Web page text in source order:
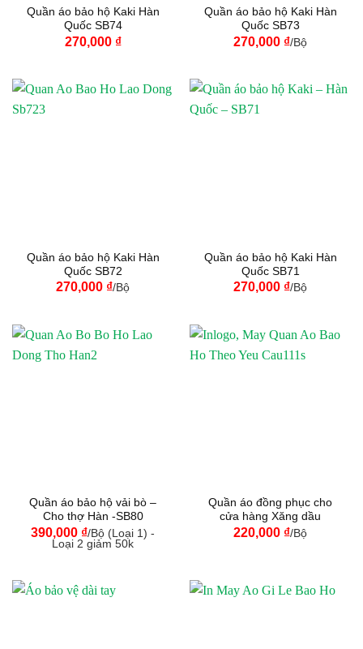
Quần áo bảo hộ Kaki Hàn
Quốc SB74
270,000 ₫
Quần áo bảo hộ Kaki Hàn
Quốc SB73
270,000 ₫/Bộ
Quần áo bảo hộ Kaki Hàn
Quốc SB72
270,000 ₫/Bộ
Quần áo bảo hộ Kaki Hàn
Quốc SB71
270,000 ₫/Bộ
Quần áo bảo hộ vải bò –
Cho thợ Hàn -SB80
390,000 ₫/Bộ (Loại 1) -
Loại 2 giảm 50k
Quần áo đồng phục cho
cửa hàng Xăng dầu
220,000 ₫/Bộ